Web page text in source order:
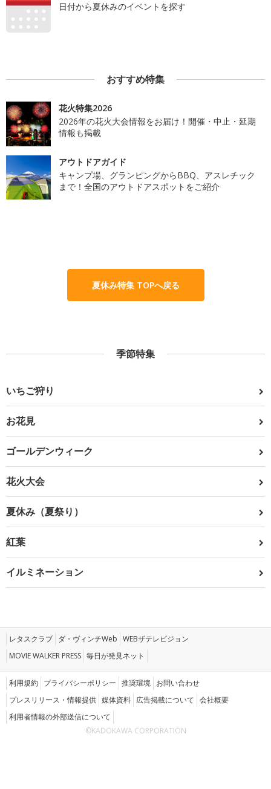
日付から夏休みのイベントを探す
おすすめ特集
花火特集2026
2026年の花火大会情報をお届け！開催・中止・延期
情報も掲載
アウトドアガイド
キャンプ場、グランピングからBBQ、アスレチック
まで！全国のアウトドアスポットをご紹介
夏休み特集 TOPへ戻る
季節特集
いちご狩り
お花見
ゴールデンウィーク
花火大会
夏休み（夏祭り）
紅葉
イルミネーション
レタスクラブ ダ・ヴィンチWeb WEBザテレビジョン
MOVIE WALKER PRESS 毎日が発見ネット
利用規約 プライバシーポリシー 推奨環境 お問い合わせ
プレスリリース・情報提供 媒体資料 広告掲載について 会社概要
利用者情報の外部送信について
©KADOKAWA CORPORATION